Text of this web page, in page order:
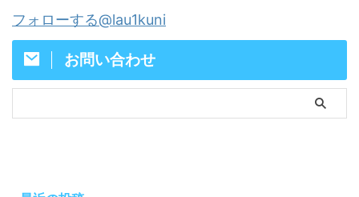
フォローする@lau1kuni
お問い合わせ